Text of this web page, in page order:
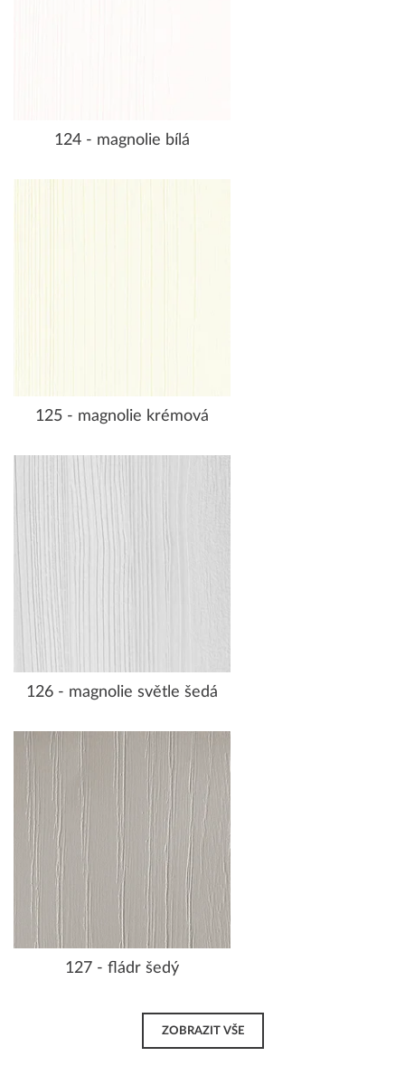
124 - magnolie bílá
125 - magnolie krémová
126 - magnolie světle šedá
127 - fládr šedý
ZOBRAZIT VŠE